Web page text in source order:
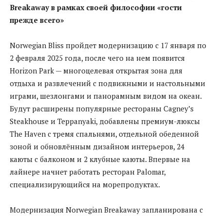
Breakaway в рамках своей философии «гости
прежде всего»
Norwegian Bliss пройдет модернизацию с 17 января по
2 февраля 2025 года, после чего на нем появится
Horizon Park — многоцелевая открытая зона для
отдыха и развлечений с подвижными и настольными
играми, шезлонгами и панорамным видом на океан.
Будут расширены популярные рестораны Cagney’s
Steakhouse и Teppanyaki, добавлены премиум-люксы
The Haven с тремя спальнями, отдельной обеденной
зоной и обновлённым дизайном интерьеров, 24
каюты с балконом и 2 клубные каюты. Впервые на
лайнере начнет работать ресторан Palomar,
специализирующийся на морепродуктах.
Модернизация Norwegian Breakaway запланирована с